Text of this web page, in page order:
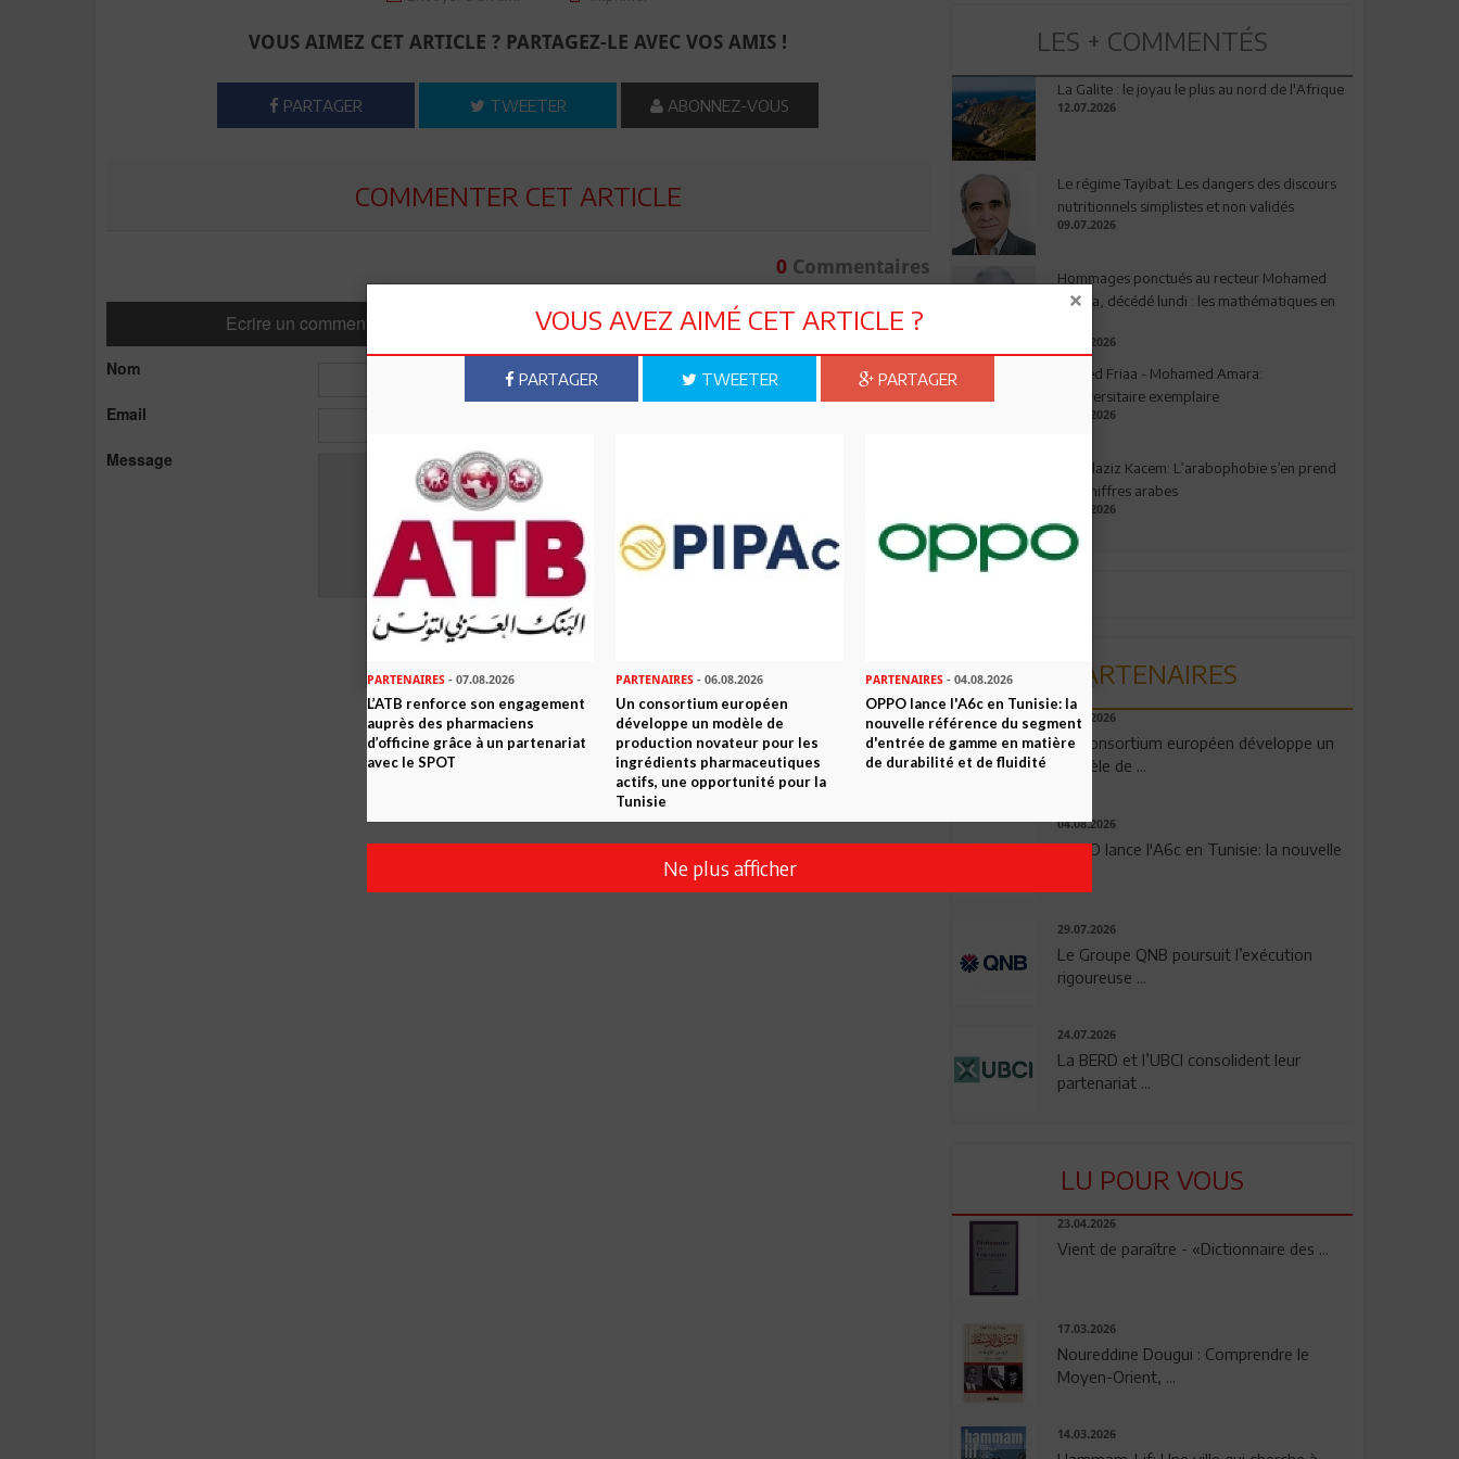
VOUS AIMEZ CET ARTICLE ? PARTAGEZ-LE AVEC VOS AMIS !
PARTAGER TWEETER ABONNEZ-VOUS
COMMENTER CET ARTICLE
0Commentaires
Ecrire un commentaire Commenter
Nom
Email
Message
LES + COMMENTÉS
La Galite : le joyau le plus au nord de l'Afrique
12.07.2026
Le régime Tayibat: Les dangers des discours
nutritionnels simplistes et non validés
09.07.2026
Hommages ponctués au recteur Mohamed
Amara, décédé lundi : les mathématiques en
03.08.2026
Ahmed Friaa - Mohamed Amara:
l’Universitaire exemplaire
04.08.2026
Abdelaziz Kacem: L’arabophobie s’en prend
aux chiffres arabes
09.07.2026
PARTENAIRES
06.08.2026
Un consortium européen développe un
modèle de ...
04.08.2026
OPPO lance l'A6c en Tunisie: la nouvelle
29.07.2026
Le Groupe QNB poursuit l’exécution
rigoureuse ...
24.07.2026
La BERD et l’UBCI consolident leur
partenariat ...
LU POUR VOUS
23.04.2026
Vient de paraître - «Dictionnaire des ...
17.03.2026
Noureddine Dougui : Comprendre le
Moyen-Orient, ...
14.03.2026
VOUS AVEZ AIMÉ CET ARTICLE ?
PARTAGER TWEETER PARTAGER
PARTENAIRES - 07.08.2026
L’ATB renforce son engagement
auprès des pharmaciens
d’officine grâce à un partenariat
avec le SPOT
PARTENAIRES - 06.08.2026
Un consortium européen
développe un modèle de
production novateur pour les
ingrédients pharmaceutiques
actifs, une opportunité pour la
Tunisie
PARTENAIRES- 04.08.2026
OPPO lance l'A6c en Tunisie: la
nouvelle référence du segment
d'entrée de gamme en matière
de durabilité et de fluidité
Ne plus afficher